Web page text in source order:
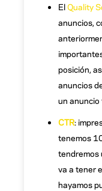
ElQuality
anuncios,
posición,
anuncios
un anuncio
CTR:
tenemos
tendremos
va a tener
hayamos